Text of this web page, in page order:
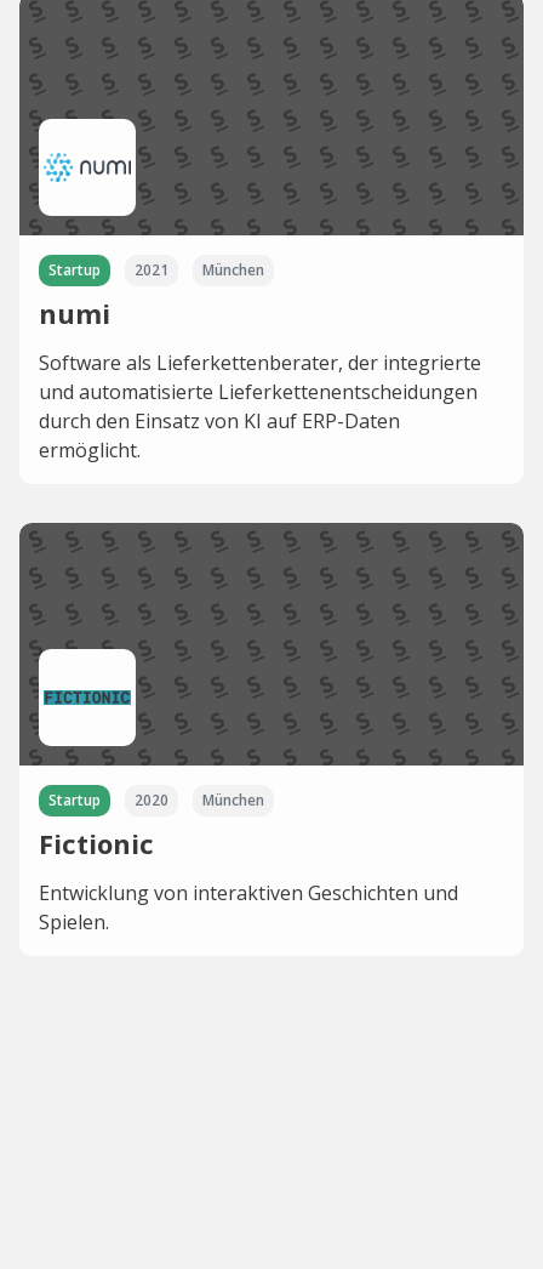
Startup 2021 München
numi
Software als Lieferkettenberater, der integrierte
und automatisierte Lieferkettenentscheidungen
durch den Einsatz von KI auf ERP-Daten
ermöglicht.
Startup 2020 München
Fictionic
Entwicklung von interaktiven Geschichten und
Spielen.